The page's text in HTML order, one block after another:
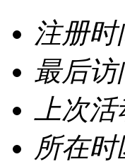
注册时
最后访
上次
所在时